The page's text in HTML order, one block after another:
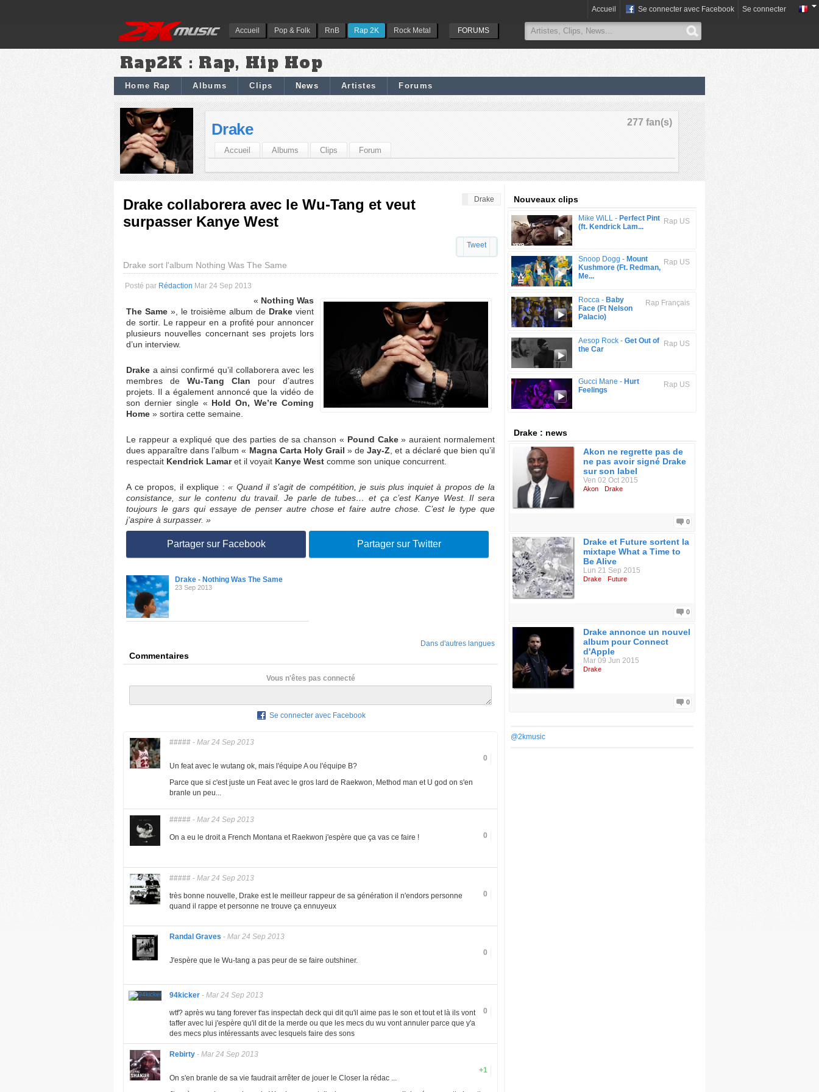
Accueil Pop & Folk RnB Rap 2K Rock Metal FORUMS
Accueil Se connecter avec Facebook Se connecter
Rap2K : Rap, Hip Hop
Home Rap Albums Clips News Artistes Forums
277 fan(s)
Drake
Accueil Albums Clips Forum
Drake
Drake collaborera avec le Wu-Tang et veut
surpasser Kanye West
Tweet
Drake sort l'album Nothing Was The Same
Posté par Rédaction Mar 24 Sep 2013
« Nothing Was
The Same », le troisième album de Drake vient
de sortir. Le rappeur en a profité pour annoncer
plusieurs nouvelles concernant ses projets lors
d’un interview.
Drake a ainsi confirmé qu’il collaborera avec les
membres de Wu-Tang Clan pour d’autres
projets. Il a également annoncé que la vidéo de
son dernier single « Hold On, We’re Coming
Home » sortira cette semaine.
Le rappeur a expliqué que des parties de sa chanson « Pound Cake» auraient normalement
dues apparaître dans l’album « Magna Carta Holy Grail » deJay-Z , et a déclaré que bien qu’il
respectait Kendrick Lamaret il voyait Kanye West comme son unique concurrent.
A ce propos, il explique :« Quand il s’agit de compétition, je suis plus inquiet à propos de la
consistance, sur le contenu du travail. Je parle de tubes… et ça c’est Kanye West. Il sera
toujours le gars qui essaye de penser autre chose et faire autre chose. C’est le type que
j’aspire à surpasser. »
Partager sur Facebook Partager sur Twitter
Drake - Nothing Was The Same
23 Sep 2013
Dans d'autres langues
Commentaires
Vous n'êtes pas connecté
Se connecter avec Facebook
##### - Mar 24 Sep 2013
0
Un feat avec le wutang ok, mais l'équipe A ou l'équipe B?
Parce que si c'est juste un Feat avec le gros lard de Raekwon, Method man et U god on s'en
branle un peu...
##### - Mar 24 Sep 2013
0
On a eu le droit a French Montana et Raekwon j'espère que ça vas ce faire !
##### - Mar 24 Sep 2013
0
très bonne nouvelle, Drake est le meilleur rappeur de sa génération il n'endors personne
quand il rappe et personne ne trouve ça ennuyeux
Randal Graves - Mar 24 Sep 2013
0
J'espère que le Wu-tang a pas peur de se faire outshiner.
94kicker - Mar 24 Sep 2013
0
wtf? après wu tang forever t'as inspectah deck qui dit qu'il aime pas le son et tout et là ils vont
taffer avec lui j'espère qu'il dit de la merde ou que les mecs du wu vont annuler parce que y'a
des mecs plus intéressants avec lesquels faire des sons
Rebirty - Mar 24 Sep 2013
+1
On s'en branle de sa vie faudrait arrêter de jouer le Closer la rédac ...
Nouveaux clips
Rap US
Mike WiLL - Perfect Pint
(ft. Kendrick Lam...
Rap US
Snoop Dogg - Mount
Kushmore (Ft. Redman,
Me...
Rap Français
Rocca - Baby
Face (Ft Nelson
Palacio)
Rap US
Aesop Rock - Get Out of
the Car
Rap US
Gucci Mane - Hurt
Feelings
Drake : news
Akon ne regrette pas de
ne pas avoir signé Drake
sur son label
Ven 02 Oct 2015
Akon Drake
0
Drake et Future sortent la
mixtape What a Time to
Be Alive
Lun 21 Sep 2015
Drake Future
0
Drake annonce un nouvel
album pour Connect
d'Apple
Mar 09 Jun 2015
Drake
0
@2kmusic